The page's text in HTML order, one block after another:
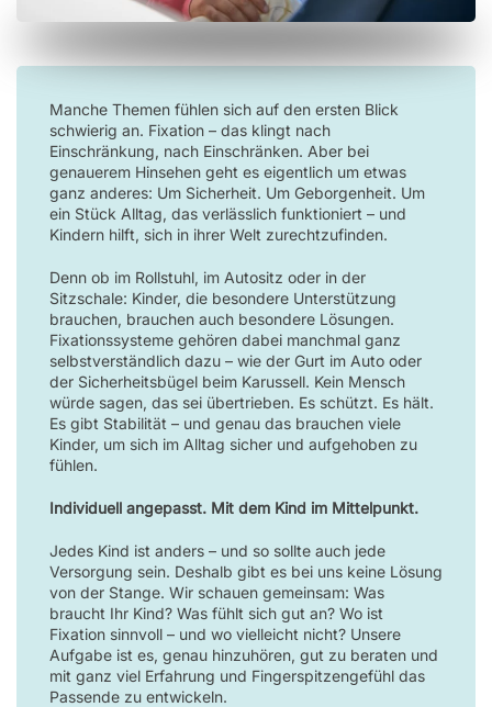
Manche Themen fühlen sich auf den ersten Blick
schwierig an. Fixation – das klingt nach
Einschränkung, nach Einschränken. Aber bei
genauerem Hinsehen geht es eigentlich um etwas
ganz anderes: Um Sicherheit. Um Geborgenheit. Um
ein Stück Alltag, das verlässlich funktioniert – und
Kindern hilft, sich in ihrer Welt zurechtzufinden.
Denn ob im Rollstuhl, im Autositz oder in der
Sitzschale: Kinder, die besondere Unterstützung
brauchen, brauchen auch besondere Lösungen.
Fixationssysteme gehören dabei manchmal ganz
selbstverständlich dazu – wie der Gurt im Auto oder
der Sicherheitsbügel beim Karussell. Kein Mensch
würde sagen, das sei übertrieben. Es schützt. Es hält.
Es gibt Stabilität – und genau das brauchen viele
Kinder, um sich im Alltag sicher und aufgehoben zu
fühlen.
Individuell angepasst. Mit dem Kind im Mittelpunkt.
Jedes Kind ist anders – und so sollte auch jede
Versorgung sein. Deshalb gibt es bei uns keine Lösung
von der Stange. Wir schauen gemeinsam: Was
braucht Ihr Kind? Was fühlt sich gut an? Wo ist
Fixation sinnvoll – und wo vielleicht nicht? Unsere
Aufgabe ist es, genau hinzuhören, gut zu beraten und
mit ganz viel Erfahrung und Fingerspitzengefühl das
Passende zu entwickeln.